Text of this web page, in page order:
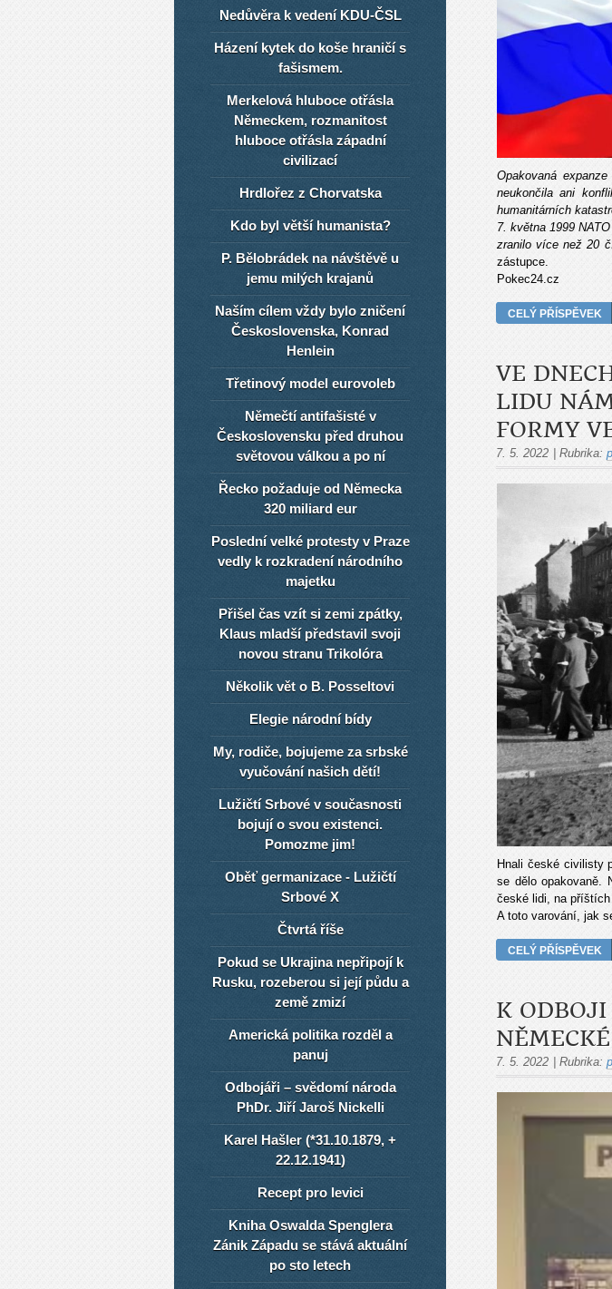
Opakovaná
neukončila ani
humanitárních
7. května 1999
zranilo více než 20
zástupce.
Pokec24.cz
CELÝ PŘÍSPĚVEK
VE
LIDU
FORMY
7. 5. 2022 Rubrika:
Hnali české civilisty
se dělo opakovaně.
české lidi, na příštích
A toto varování, jak
CELÝ PŘÍSPĚVEK
K
7. 5. 2022 Rubrika:
Nedůvěra k vedení KDU-ČSL
Házení kytek do koše hraničí s
fašismem.
Merkelová hluboce otřásla
Německem, rozmanitost
hluboce otřásla západní
civilizací
Hrdlořez z Chorvatska
Kdo byl větší humanista?
P. Bělobrádek na návštěvě u
jemu milých krajanů
Naším cílem vždy bylo zničení
Československa, Konrad
Henlein
Třetinový model eurovoleb
Němečtí antifašisté v
Československu před druhou
světovou válkou a po ní
Řecko požaduje od Německa
320 miliard eur
Poslední velké protesty v Praze
vedly k rozkradení národního
majetku
Přišel čas vzít si zemi zpátky,
Klaus mladší představil svoji
novou stranu Trikolóra
Několik vět o B. Posseltovi
Elegie národní bídy
My, rodiče, bojujeme za srbské
vyučování našich dětí!
Lužičtí Srbové v současnosti
bojují o svou existenci.
Pomozme jim!
Oběť germanizace - Lužičtí
Srbové X
Čtvrtá říše
Pokud se Ukrajina nepřipojí k
Rusku, rozeberou si její půdu a
země zmizí
Americká politika rozděl a
panuj
Odbojáři – svědomí národa
PhDr. Jiří Jaroš Nickelli
Karel Hašler (*31.10.1879, +
22.12.1941)
Recept pro levici
Kniha Oswalda Spenglera
Zánik Západu se stává aktuální
po sto letech